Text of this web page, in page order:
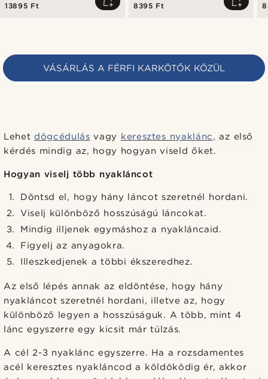
13895 Ft 8395 Ft
VÁSÁRLÁS A FÉRFI KARKÖTŐK KÖZÜL
Lehet dögcédulás vagy keresztes nyaklánc, az első
kérdés mindig az, hogy hogyan viseld őket.
Hogyan viselj több nyakláncot
Döntsd el, hogy hány láncot szeretnél hordani.
Viselj különböző hosszúságú láncokat.
Mindig illjenek egymáshoz a nyakláncaid.
Figyelj az anyagokra.
Illeszkedjenek a többi ékszeredhez.
Az első lépés annak az eldöntése, hogy hány
nyakláncot szeretnél hordani, illetve az, hogy
különböző legyen a hosszúságuk. A több, mint 4
lánc egyszerre egy kicsit már túlzás.
A cél 2-3 nyaklánc egyszerre. Ha a rozsdamentes
acél keresztes nyakláncod a köldöködig ér, akkor